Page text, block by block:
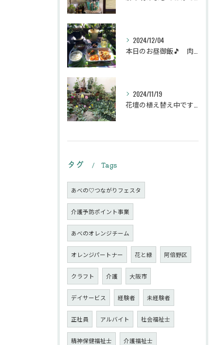
2024/12/04
2024/11/19
タグ Tags
あべの♡つながりフェスタ
介護予防ポイント事業
あべのオレンジチーム
オレンジパートナー 花と緑 阿倍野区
クラフト 介護 大阪市
デイサービス 経験者 未経験者
正社員 アルバイト 社会福祉士
精神保健福祉士 介護福祉士